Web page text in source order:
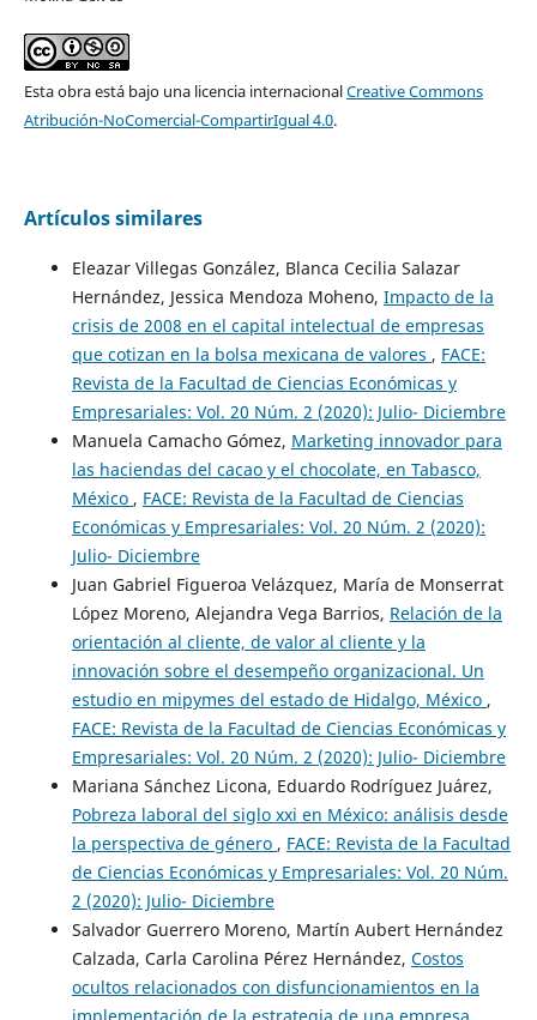
Esta obra está bajo una licencia internacionalCreative Commons
Atribución-NoComercial-CompartirIgual 4.0.
Artículos similares
Eleazar Villegas González, Blanca Cecilia Salazar
Hernández, Jessica Mendoza Moheno, Impacto de la
crisis de 2008 en el capital intelectual de empresas
que cotizan en la bolsa mexicana de valores , FACE:
Revista de la Facultad de Ciencias Económicas y
Empresariales: Vol. 20 Núm. 2 (2020): Julio- Diciembre
Manuela Camacho Gómez, Marketing innovador para
las haciendas del cacao y el chocolate, en Tabasco,
México , FACE: Revista de la Facultad de Ciencias
Económicas y Empresariales: Vol. 20 Núm. 2 (2020):
Julio- Diciembre
Juan Gabriel Figueroa Velázquez, María de Monserrat
López Moreno, Alejandra Vega Barrios, Relación de la
orientación al cliente, de valor al cliente y la
innovación sobre el desempeño organizacional. Un
estudio en mipymes del estado de Hidalgo, México ,
FACE: Revista de la Facultad de Ciencias Económicas y
Empresariales: Vol. 20 Núm. 2 (2020): Julio- Diciembre
Mariana Sánchez Licona, Eduardo Rodríguez Juárez,
Pobreza laboral del siglo xxi en México: análisis desde
la perspectiva de género , FACE: Revista de la Facultad
de Ciencias Económicas y Empresariales: Vol. 20 Núm.
2 (2020): Julio- Diciembre
Salvador Guerrero Moreno, Martín Aubert Hernández
Calzada, Carla Carolina Pérez Hernández, Costos
ocultos relacionados con disfuncionamientos en la
implementación de la estrategia de una empresa